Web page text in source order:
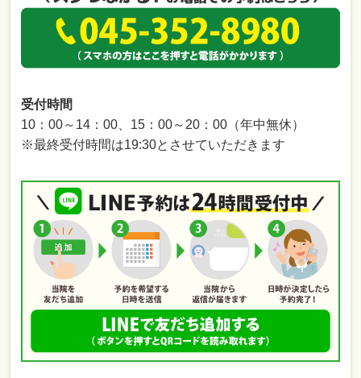
受付時間
10：00～14：00、15：00～20：00（年中無休）
※最終受付時間は19:30とさせていただきます